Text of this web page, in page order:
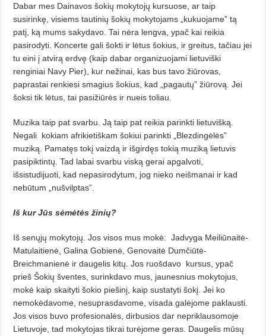
Dabar mes Dainavos šokių mokytojų kursuose, ar taip
susirinkę, visiems tautinių šokių mokytojams „kukuojame” tą
patį, ką mums sakydavo. Tai nėra lengva, ypač kai reikia
pasirodyti. Koncerte gali šokti ir lėtus šokius, ir greitus, tačiau jei
tu eini į atvirą erdvę (kaip dabar organizuojami lietuviški
renginiai Navy Pier), kur nežinai, kas bus tavo žiūrovas,
paprastai renkiesi smagius šokius, kad „pagautų” žiūrovą. Jei
šoksi tik lėtus, tai pasižiūrės ir nueis toliau.
Muzika taip pat svarbu. Ją taip pat reikia parinkti lietuvišką.
Negali kokiam afrikietiškam šokiui parinkti „Blezdingėlės”
muziką. Pamatęs tokį vaizdą ir išgirdęs tokią muziką lietuvis
pasipiktintų. Tad labai svarbu viską gerai apgalvoti,
išsistudijuoti, kad nepasirodytum, jog nieko neišmanai ir kad
nebūtum „nušvilptas”.
Iš kur Jūs sėmėtės žinių?
Iš senųjų mokytojų. Jos visos mus mokė: Jadvyga Meiliūnaitė-
Matulaitienė, Galina Gobienė, Genovaitė Dumčiūtė-
Breichmanienė ir daugelis kitų. Jos ruošdavo kursus, ypač
prieš Šokių šventes, surinkdavo mus, jaunesnius mokytojus,
mokė kaip skaityti šokio piešinį, kaip sustatyti šokį. Jei ko
nemokėdavome, nesuprasdavome, visada galėjome paklausti.
Jos visos buvo profesionalės, dirbusios dar nepriklausomoje
Lietuvoje, tad mokytojas tikrai turėjome geras. Daugelis mūsų